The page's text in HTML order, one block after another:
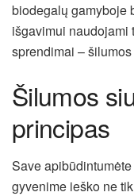
biodegalų gamyboje
išgavimui naudojami
sprendimai –
Šilumos
principas
Save
gyvenime ieško ne